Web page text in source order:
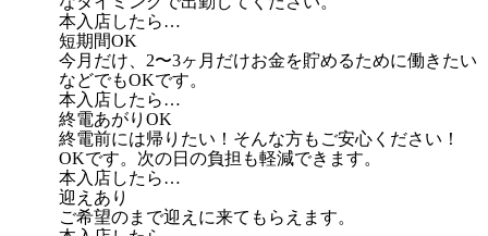
本入店したら…
短期間OK
今月だけ、2〜3ヶ月だけお金を貯めるために働きたい
などでもOKです。
本入店したら…
終電あがりOK
終電前には帰りたい！そんな方もご安心ください！
OKです。次の日の負担も軽減できます。
本入店したら…
迎えあり
ご希望のまで迎えに来てもらえます。